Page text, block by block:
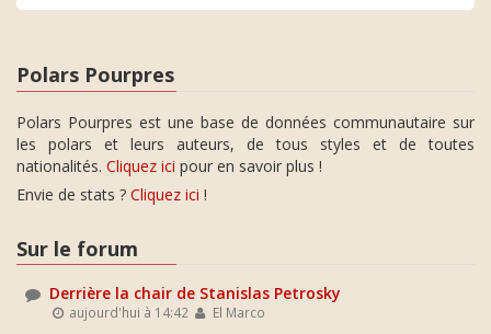
Polars Pourpres
Polars Pourpres est une base de données communautaire sur
les polars et leurs auteurs, de tous styles et de toutes
nationalités. Cliquez ici pour en savoir plus !
Envie de stats ? Cliquez ici !
Sur le forum
Derrière la chair de Stanislas Petrosky
aujourd'hui à 14:42 El Marco